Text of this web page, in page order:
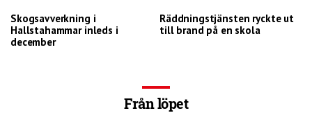
Skogsavverkning i
Hallstahammar inleds i
december
Räddningstjänsten ryckte ut
till brand på en skola
Från löpet